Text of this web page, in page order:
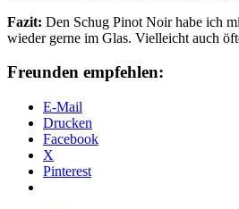
Fazit: Den Schug Pinot Noir habe ich
wieder gerne im Glas. Vielleicht auch
Freunden empfehlen:
E-Mail
Drucken
Facebook
X
Pinterest